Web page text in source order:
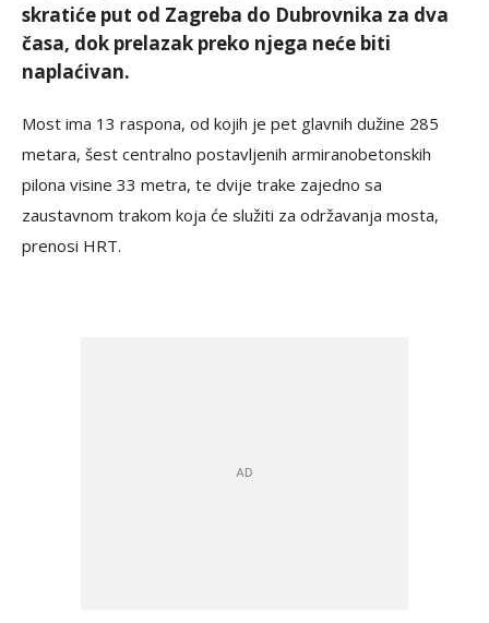
skratiće put od Zagreba do Dubrovnika za dva
časa, dok prelazak preko njega neće biti
naplaćivan.
Most ima 13 raspona, od kojih je pet glavnih dužine 285
metara, šest centralno postavljenih armiranobetonskih
pilona visine 33 metra, te dvije trake zajedno sa
zaustavnom trakom koja će služiti za održavanja mosta,
prenosi HRT.